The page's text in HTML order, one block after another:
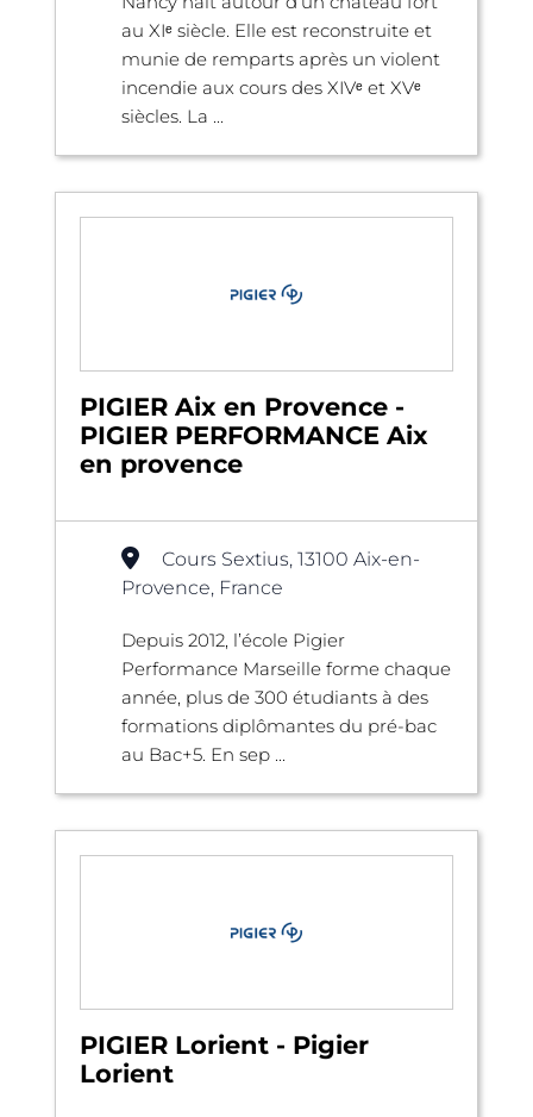
au XIᵉ siècle. Elle est reconstruite et
munie de remparts après un violent
incendie aux cours des XIVᵉ et XVᵉ
siècles. La ...
PIGIER Aix en Provence -
PIGIER PERFORMANCE Aix
en provence
Cours Sextius, 13100 Aix-en-
Provence, France
Depuis 2012, l’école Pigier
Performance Marseille forme chaque
année, plus de 300 étudiants à des
formations diplômantes du pré-bac
au Bac+5. En sep ...
PIGIER Lorient - Pigier
Lorient